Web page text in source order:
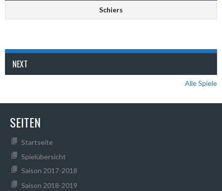
Schiers
NEXT
Alle Spiele
SEITEN
Startseite
Spielübersicht
Saison 2017-2018
Saison 2018-2019